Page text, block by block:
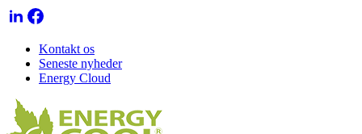
Kontakt os
Seneste nyheder
Energy Cloud